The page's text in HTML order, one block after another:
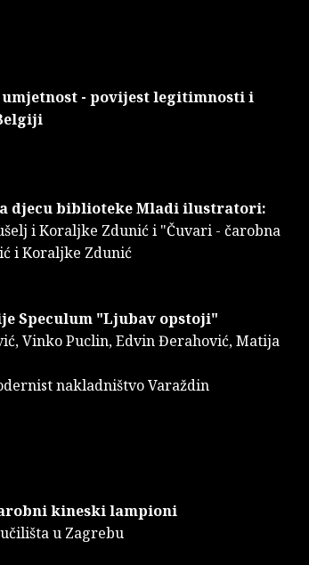
umjetnost - povijest legitimnosti i
djecu biblioteke Mladi ilustratori:
i Koraljke Zdunić i "Čuvari - čarobna
i Koraljke Zdunić
Speculum "Ljubav opstoji"
Vinko Puclin, Edvin Đerahović, Matija
nakladništvo Varaždin
kineski lampioni
u Zagrebu